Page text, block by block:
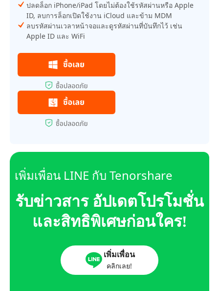
ปลดล็อก iPhone/iPad โดยไม่ต้องใช้รหัสผ่านหรือ Apple
ID, ลบการล็อกเปิดใช้งาน iCloud และข้าม MDM
ลบรหัสผ่านเวลาหน้าจอและดูรหัสผ่านที่บันทึกไว้ เช่น
Apple ID และ WiFi
เพิ่มเพื่อน LINE กับ Tenorshare
รับข่าวสาร อัปเดตโปรโมชั่น
และสิทธิพิเศษก่อนใคร!
เพิ่มเพื่อน
คลิกเลย!